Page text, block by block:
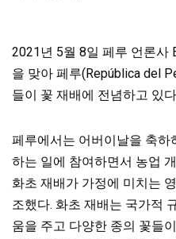
2021년 5월 8일 페루 언론사
을 맞아 페루(República del
들이 꽃 재배에 전념하고 있
페루에서는 어버이날을 축하
하는 일에 참여하면서 농업
화초 재배가 가정에 미치는
조했다. 화초 재배는 국가적
움을 주고 다양한 종의 꽃들